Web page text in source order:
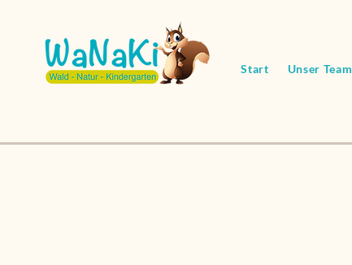
Start Unser Team